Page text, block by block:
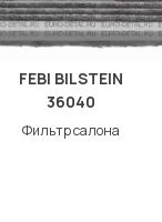
FEBI BILSTEIN
36040
Фильтр салона